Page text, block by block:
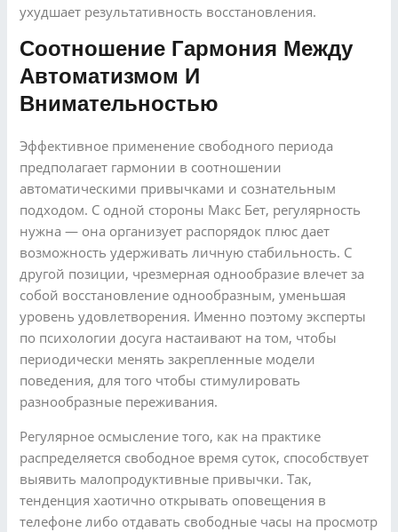
ухудшает результативность восстановления.
Соотношение Гармония Между
Автоматизмом И
Внимательностью
Эффективное применение свободного периода
предполагает гармонии в соотношении
автоматическими привычками и сознательным
подходом. С одной стороны Макс Бет, регулярность
нужна — она организует распорядок плюс дает
возможность удерживать личную стабильность. С
другой позиции, чрезмерная однообразие влечет за
собой восстановление однообразным, уменьшая
уровень удовлетворения. Именно поэтому эксперты
по психологии досуга настаивают на том, чтобы
периодически менять закрепленные модели
поведения, для того чтобы стимулировать
разнообразные переживания.
Регулярное осмысление того, как на практике
распределяется свободное время суток, способствует
выявить малопродуктивные привычки. Так,
тенденция хаотично открывать оповещения в
телефоне либо отдавать свободные часы на просмотр